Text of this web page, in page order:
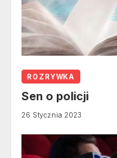
ROZRYWKA
Sen o policji
26 Stycznia 2023